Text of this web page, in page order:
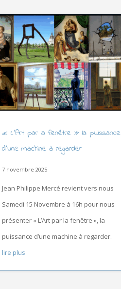
« L’Art par la fenêtre » la puissance
d’une machine à regarder
7 novembre 2025
Jean Philippe Mercé revient vers nous
Samedi 15 Novembre à 16h pour nous
présenter « L’Art par la fenêtre », la
puissance d’une machine à regarder.
lire plus